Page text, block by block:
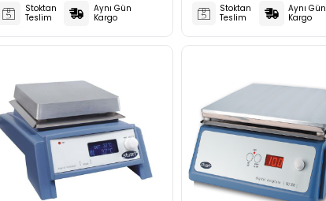
Stoktan
Teslim
Aynı Gün
Kargo
Stoktan
Teslim
Aynı Gün
Kargo